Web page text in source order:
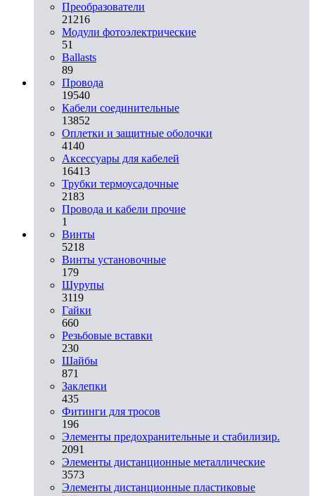
Преобразователи
21216
Модули фотоэлектрические
51
Ballasts
89
Провода
19540
Кабели соединительные
13852
Оплетки и защитные оболочки
4140
Аксессуары для кабелей
16413
Трубки термоусадочные
2183
Провода и кабели прочие
1
Винты
5218
Винты установочные
179
Шурупы
3119
Гайки
660
Резьбовые вставки
230
Шайбы
871
Заклепки
435
Фитинги для тросов
196
Элементы предохранительные и стабилизир.
2091
Элементы дистанционные металлические
3573
Элементы дистанционные пластиковые